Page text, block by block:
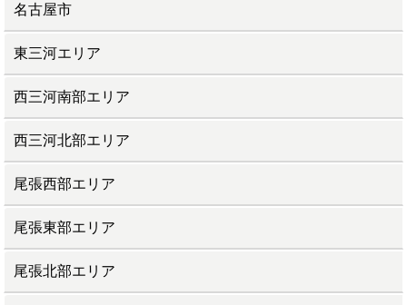
名古屋市
東三河エリア
西三河南部エリア
西三河北部エリア
尾張西部エリア
尾張東部エリア
尾張北部エリア